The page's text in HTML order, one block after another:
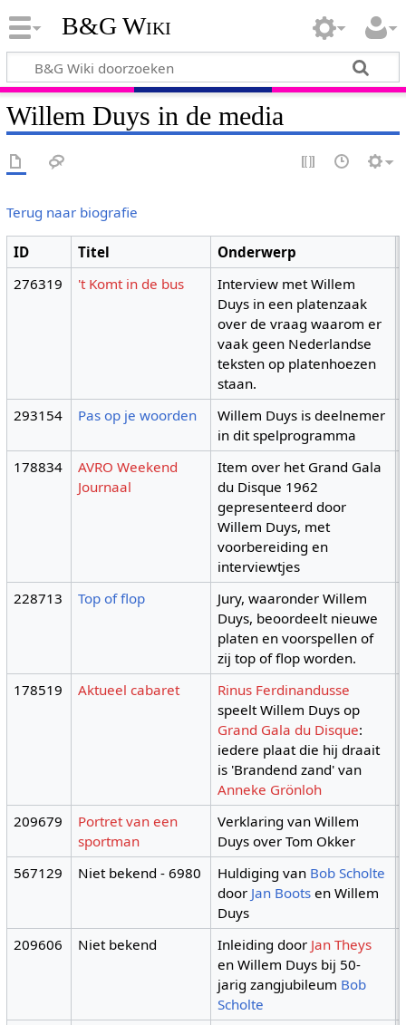
B&G Wiki
Willem Duys in de media
Terug naar biografie
ID Titel Onderwerp
276319
't Komt in de bus
Interview met Willem
Duys in een platenzaak
over de vraag waarom er
vaak geen Nederlandse
teksten op platenhoezen
staan.
293154 Pas op je woorden
Willem Duys is deelnemer
in dit spelprogramma
178834
AVRO Weekend
Journaal
Item over het Grand Gala
du Disque 1962
gepresenteerd door
Willem Duys, met
voorbereiding en
interviewtjes
228713 Top of flop
Jury, waaronder Willem
Duys, beoordeelt nieuwe
platen en voorspellen of
zij top of flop worden.
178519 Aktueel cabaret
Rinus Ferdinandusse
speelt Willem Duys op
Grand Gala du Disque:
iedere plaat die hij draait
is 'Brandend zand' van
Anneke Grönloh
209679
Portret van een
sportman
Verklaring van Willem
Duys over Tom Okker
567129 Niet bekend - 6980 Huldiging van Bob Scholte
door Jan Boots en Willem
Duys
209606 Niet bekend Inleiding door Jan Theys
en Willem Duys bij 50-
jarig zangjubileum Bob
Scholte